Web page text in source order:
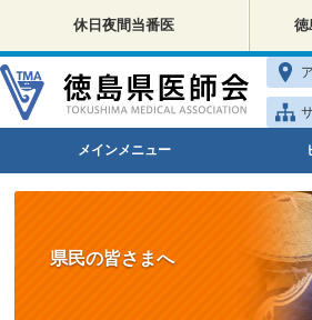
休日夜間当番医 徳
メインメニュー
県民の皆さまへ